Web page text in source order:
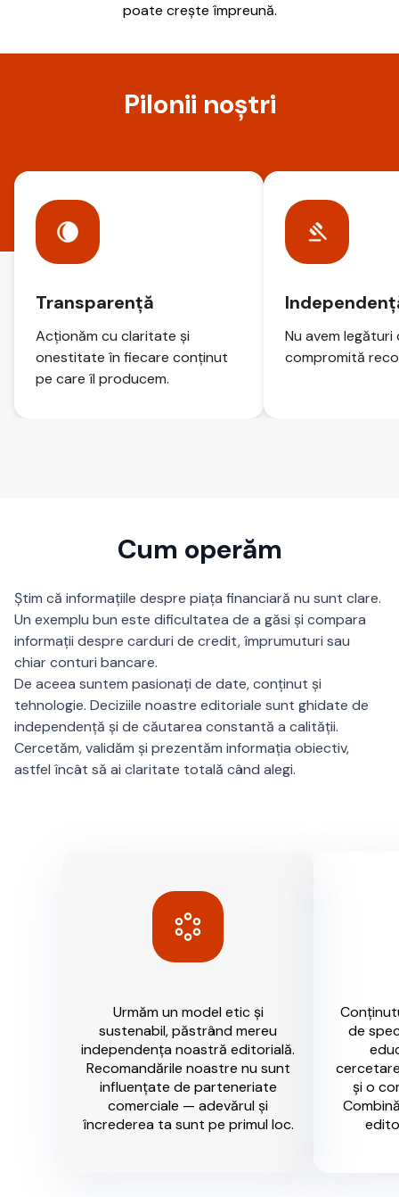
poate crește împreună.
Pilonii noștri
Transparență
Acționăm cu claritate și
onestitate în fiecare conținut
pe care îl producem.
Nu avem legături
compromită
Cum operăm
Știm că informațiile despre piața financiară nu sunt clare.
Un exemplu bun este dificultatea de a găsi și compara
informații despre carduri de credit, împrumuturi sau
chiar conturi bancare.
De aceea suntem pasionați de date, conținut și
tehnologie. Deciziile noastre editoriale sunt ghidate de
independență și de căutarea constantă a calității.
Cercetăm, validăm și prezentăm informația obiectiv,
astfel încât să ai claritate totală când alegi.
Urmăm un model etic și
sustenabil, păstrând mereu
independența noastră editorială.
Recomandările noastre nu sunt
influențate de parteneriate
comerciale — adevărul și
încrederea ta sunt pe primul loc.
de
și o